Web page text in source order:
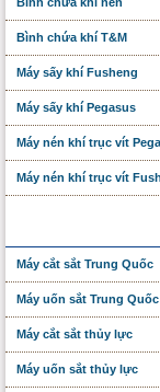
Bình chứa khí T&M
Máy sấy khí Fusheng
Máy sấy khí Pegasus
Máy nén khí trục vít
Máy nén khí trục vít
Máy cắt sắt Trung Quốc
Máy uốn sắt Trung Quốc
Máy cắt sắt thủy lực
Máy uốn sắt thủy lực